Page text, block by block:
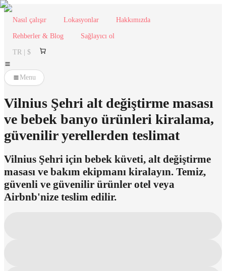
Nasıl çalışır Lokasyonlar Hakkımızda
Rehberler & Blog Sağlayıcı ol
TR | $
Menu
Vilnius Şehri alt değiştirme masası
ve bebek banyo ürünleri kiralama,
güvenilir yerellerden teslimat
Vilnius Şehri için bebek küveti, alt değiştirme
masası ve bakım ekipmanı kiralayın. Temiz,
güvenli ve güvenilir ürünler otel veya
Airbnb'nize teslim edilir.